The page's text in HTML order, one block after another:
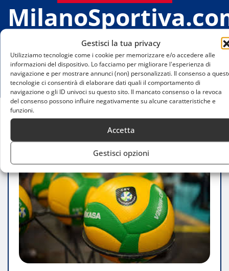
Gestisci la tua privacy
Utilizziamo tecnologie come i cookie per memorizzare e/o accedere alle
informazioni del dispositivo. Lo facciamo per migliorare l'esperienza di
navigazione e per mostrare annunci (non) personalizzati. Il consenso a
tecnologie ci consentirà di elaborare dati quali il comportamento di
navigazione o gli ID univoci su questo sito. Il mancato consenso o la revoca
del consenso possono influire negativamente su alcune caratteristiche e
funzioni.
Accetta
Gestisci opzioni
Tutto lo sport di Milano e provincia